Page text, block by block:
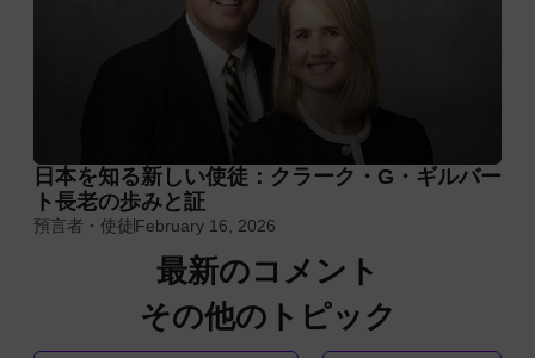
日本を知る新しい使徒：クラーク・G・ギルバー
ト長老の歩みと証
預言者・使徒February 16, 2026
最新のコメント
その他のトピック